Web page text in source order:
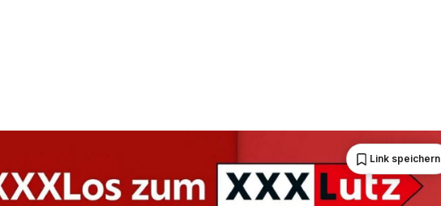
Link speichern